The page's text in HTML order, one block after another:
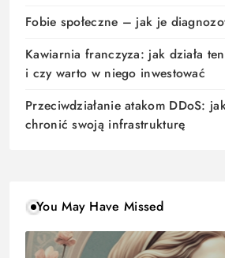
Fobie społeczne – jak je
Kawiarnia franczyza: jak działa
i czy warto w niego inwestować
Przeciwdziałanie atakom DDoS:
chronić swoją infrastrukturę
You May Have Missed